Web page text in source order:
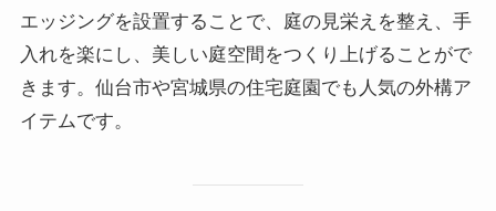
エッジングを設置することで、庭の見栄えを整え、手
入れを楽にし、美しい庭空間をつくり上げることがで
きます。仙台市や宮城県の住宅庭園でも人気の外構ア
イテムです。